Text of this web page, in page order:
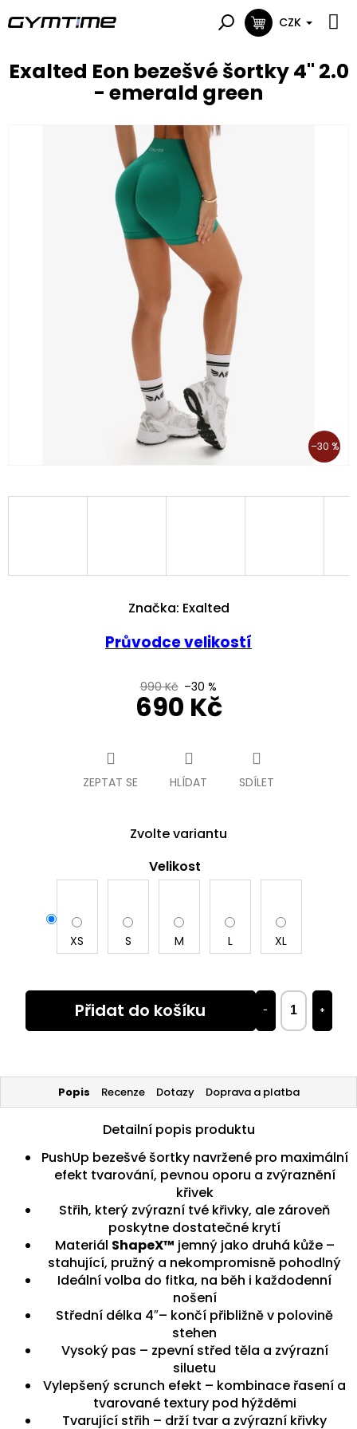
na
NÁKUPNÍ
CZK
Exalted Eon bezešvé šortky 4" 2.0
- emerald green
–30 %
990 Kč –30 %
690 Kč
Zvolte variantu
Velikost
XS S M L XL
+
−
Přidat do košíku
Průvodce velikostí
ZEPTAT SE HLÍDAT SDÍLET
Značka: Exalted
Popis Recenze Dotazy Doprava a platba
Detailní popis produktu
PushUp bezešvé šortky navržené pro maximální
efekt tvarování, pevnou oporu a zvýraznění
křivek
Střih, který zvýrazní tvé křivky, ale zároveň
poskytne dostatečné krytí
Materiál ShapeX™ jemný jako druhá kůže –
stahující, pružný a nekompromisně pohodlný
Ideální volba do fitka, na běh i každodenní
nošení
Střední délka 4″– končí přibližně v polovině
stehen
Vysoký pas – zpevní střed těla a zvýrazní
siluetu
Vylepšený scrunch efekt – kombinace řasení a
tvarované textury pod hýžděmi
Tvarující střih – drží tvar a zvýrazní křivky